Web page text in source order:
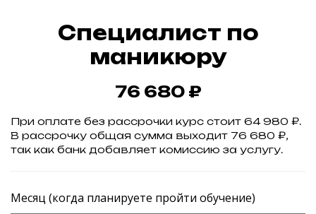
Специалист по
маникюру
76 680 ₽
При оплате без рассрочки курс стоит 64 980 ₽.
В рассрочку общая сумма выходит 76 680 ₽,
так как банк добавляет комиссию за услугу.
Месяц (когда планируете пройти обучение)